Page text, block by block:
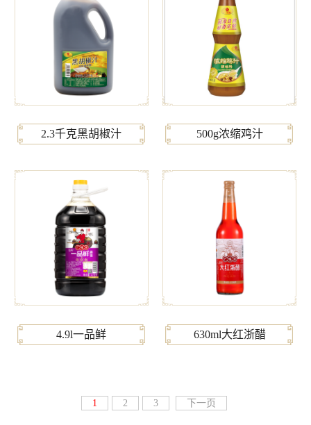
2.3千克黑胡椒汁 500g浓缩鸡汁
4.9l一品鲜 630ml大红浙醋
1 2 3 下一页